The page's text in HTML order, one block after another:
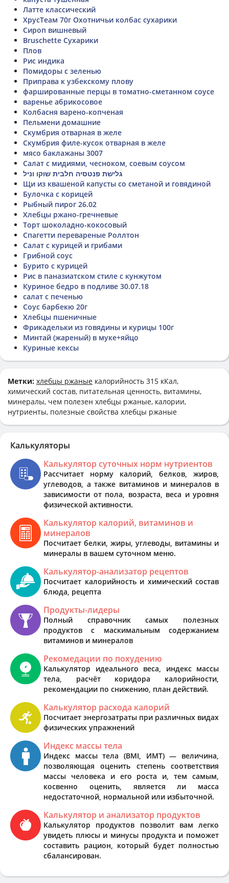
Латте классический
ХрусТеам 70г Охотничьи колбас сухарики
Сироп вишневый
Bruschette Сухарики
Плов
Рис индика
Помидоры с зеленью
Приправа к узбекскому плову
фаршированные перцы в томатно-сметанном соусе
варенье абрикосовое
Колбасня варено-копченая
Пельмени домашние
Скумбрия отварная в желе
Скумбрия филе-кусок отварная в желе
мясо баклажаны 3007
Салат с мидиями, чесноком, соевым соусом
גלישת פנטסיה חלבית שוקו וניל
Щи из квашеной капусты со сметаной и говядиной
Булочка с корицей
Рыбный пирог 26.02
Хлебцы ржано-гречневые
Торт шоколадно-кокосовый
Спагетти перевареные Роллтон
Салат с курицей и грибами
Грибной соус
Бурито с курицей
Рис в паназиатском стиле с кунжутом
Куриное бедро в подливе 30.07.18
салат с печенью
Соус барбекю 20г
Хлебцы пшеничные
Фрикадельки из говядины и курицы 100г
Минтай (жареный) в муке+яйцо
Куриные кексы
Метки: хлебцы ржаные калорийность 315 кКал,
химический состав, питательная ценность, витамины,
минералы, чем полезен хлебцы ржаные, калории,
нутриенты, полезные свойства хлебцы ржаные
Калькуляторы
Калькулятор суточных норм нутриентов
Рассчитает норму калорий, белков, жиров,
углеводов, а также витаминов и минералов в
зависимости от пола, возраста, веса и уровня
физической активности.
Калькулятор калорий, витаминов и
минералов
Посчитает белки, жиры, углеводы, витамины и
минералы в вашем суточном меню.
Калькулятор-анализатор рецептов
Посчитает калорийность и химический состав
блюда, рецепта
Продукты-лидеры
Полный справочник самых полезных
продуктов с маскимальным содержанием
витаминов и минералов
Рекомедации по похудению
Калькулятор идеального веса, индекс массы
тела, расчёт коридора калорийности,
рекомендации по снижению, план действий.
Калькулятор расхода калорий
Посчитает энергозатраты при различных видах
физических упражнений
Индекс массы тела
Индекс массы тела (BMI, ИМТ) — величина,
позволяющая оценить степень соответствия
массы человека и его роста и, тем самым,
косвенно оценить, является ли масса
недостаточной, нормальной или избыточной.
Калькулятор и анализатор продуктов
Калькулятор продуктов позволит вам легко
увидеть плюсы и минусы продукта и поможет
составить рацион, который будет полностью
сбалансирован.